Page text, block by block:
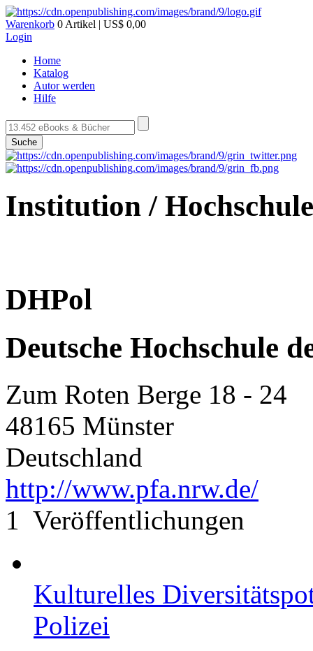
Warenkorb 0 Artikel | US$ 0,00
Login
Home
Katalog
Autor werden
Hilfe
Suche
Institution / Hochschule
DHPol
Deutsche Hochschule
Zum Roten Berge 18 - 24
48165 Münster
Deutschland
http://www.pfa.nrw.de/
1 Veröffentlichungen
Kulturelles
Polizei